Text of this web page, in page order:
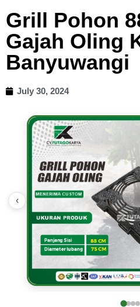
Grill Pohon
Gajah Oling
Banyuwangi
July 30, 2024
‹